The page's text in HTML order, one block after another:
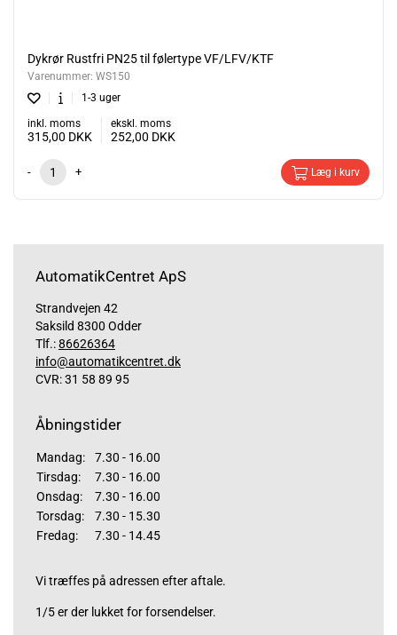
Dykrør Rustfri PN25 til følertype VF/LFV/KTF
Varenummer: WS150
1-3 uger
inkl. moms
315,00 DKK
ekskl. moms
252,00 DKK
- + Læg i kurv
AutomatikCentret ApS
Strandvejen 42
Saksild 8300 Odder
Tlf.:86626364
info@automatikcentret.dk
CVR: 31 58 89 95
Åbningstider
Mandag:
7.30 - 16.00
Tirsdag:
7.30 - 16.00
Onsdag:
7.30 - 16.00
Torsdag:
7.30 - 15.30
Fredag:
7.30 - 14.45
Vi træffes på adressen efter aftale.
1/5 er der lukket for forsendelser.